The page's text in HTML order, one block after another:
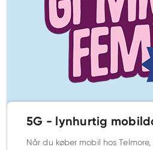
5G - lynhurtig
Når du køber mobil hos